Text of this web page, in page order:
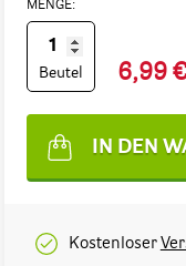
IN DEN
MENGE:
Beutel 6,99
Kostenloser